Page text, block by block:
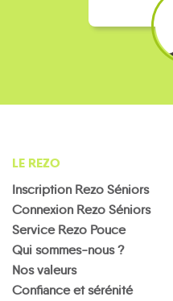
LE REZO
Inscription Rezo Séniors
Connexion Rezo Séniors
Service Rezo Pouce
Qui sommes-nous ?
Nos valeurs
Confiance et sérénité